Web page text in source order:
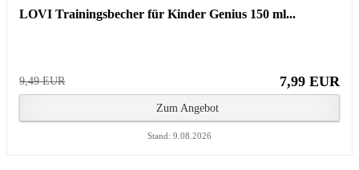
LOVI Trainingsbecher für Kinder Genius 150 ml...
9,49 EUR 7,99 EUR
Zum Angebot
Stand: 9.08.2026